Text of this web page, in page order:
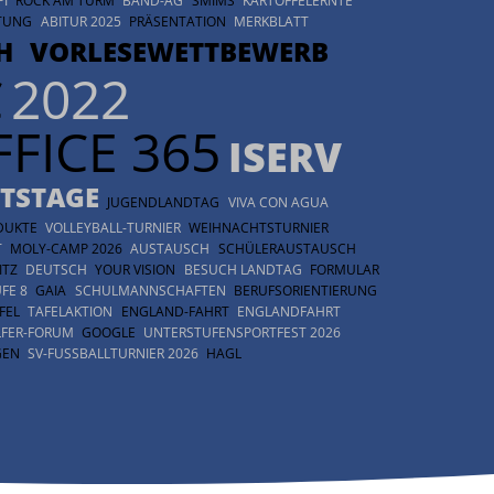
Unser Schulprojekt in Nepal
ABITUR 2025 PRÄSENTATION MERKBLATT
VORLESEWETTBEWERB
2022
365 ISERV
JUGENDLANDTAG VIVA CON AGUA
VOLLEYBALL-TURNIER WEIHNACHTSTURNIER
MOLY-CAMP 2026 AUSTAUSCH SCHÜLERAUSTAUSCH
DEUTSCH YOUR VISION BESUCH LANDTAG FORMULAR
8 GAIA SCHULMANNSCHAFTEN BERUFSORIENTIERUNG
TAFELAKTION ENGLAND-FAHRT ENGLANDFAHRT
FORUM GOOGLE UNTERSTUFENSPORTFEST 2026
SV-FUSSBALLTURNIER 2026 HAGL